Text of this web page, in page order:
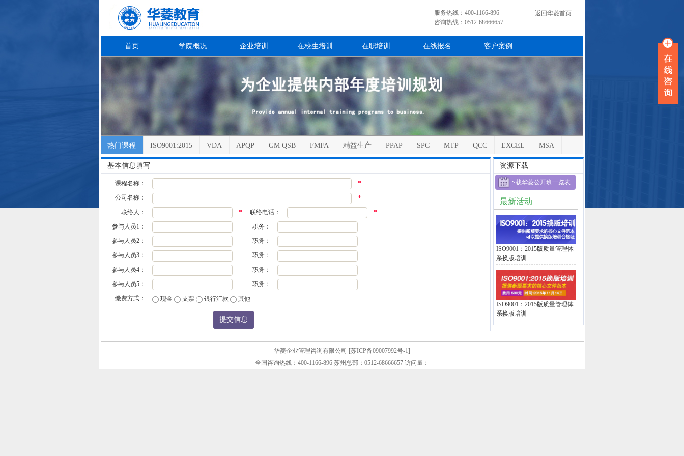
服务热线：400-1166-896
咨询热线：0512-68666657
返回华菱首页
首页 学院概况 企业培训 在校生培训 在职培训 在线报名 客户案例
热门课程 ISO9001:2015 VDA APQP GM QSB FMFA 精益生产 PPAP SPC MTP QCC EXCEL MSA
基本信息填写
课程名称： *
公司名称： *
联络人： * 联络电话： *
参与人员1： 职务：
参与人员2： 职务：
参与人员3： 职务：
参与人员4： 职务：
参与人员5： 职务：
缴费方式： 现金 支票 银行汇款 其他
资源下载
下载华菱公开班一览表
最新活动
ISO9001：2015版质量管理体
系换版培训
ISO9001：2015版质量管理体
系换版培训
华菱企业管理咨询有限公司 [苏ICP备09007992号-1]
全国咨询热线：400-1166-896 苏州总部：0512-68666657 访问量：